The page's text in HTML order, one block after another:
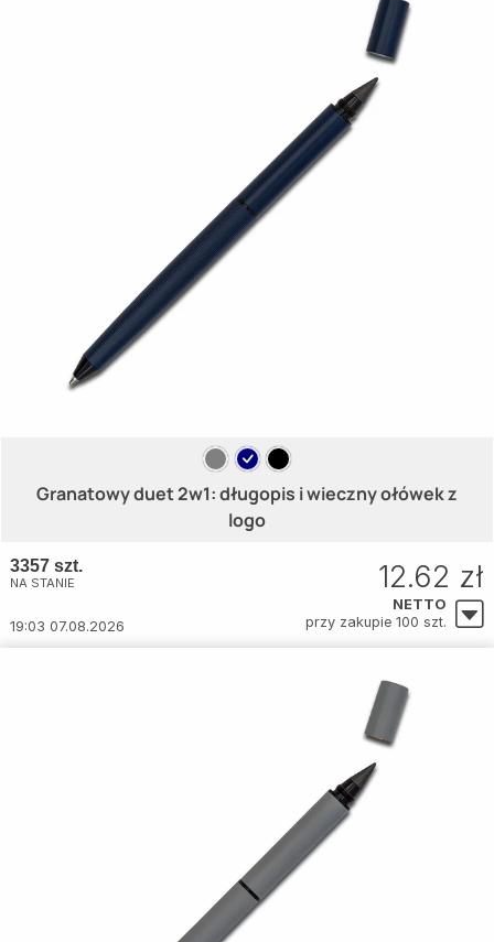
Granatowy duet 2w1: długopis i wieczny ołówek z
logo
3357 szt.
NA STANIE
19:03 07.08.2026
12.62 zł
NETTO
przy zakupie 100 szt.